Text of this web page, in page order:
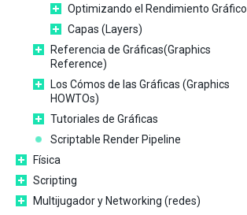
Optimizando el Rendimiento Gráfico
Capas (Layers)
Referencia de Gráficas(Graphics
Reference)
Los Cómos de las Gráficas (Graphics
HOWTOs)
Tutoriales de Gráficas
Scriptable Render Pipeline
Física
Scripting
Multijugador y Networking (redes)